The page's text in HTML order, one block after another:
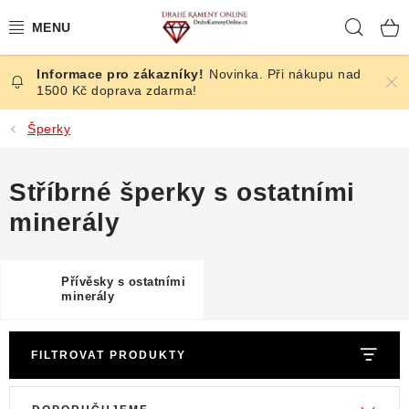
na
ČESKÉ KAMENY
ŠPERKY
BROUŠENÉ
KRYSTALY
Novinka. Při nákupu nad
1500 Kč doprava zdarma!
Šperky
Stříbrné šperky s ostatními
minerály
Přívěsky s ostatními
minerály
FILTROVAT PRODUKTY